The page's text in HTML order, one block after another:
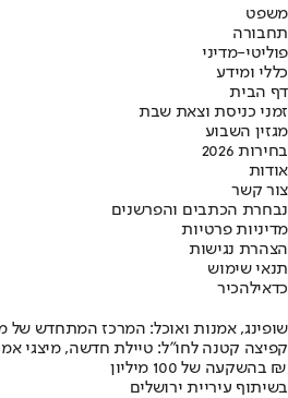
משפט
תחבורה
פוליטי-מדיני
כללי ומידע
דף הבית
זמני כניסת וצאת שבת
מגזין השבוע
בחירות 2026
אודות
צור קשר
נבחרת הכתבים והפרשנים
מדיניות פרטיות
הצהרת נגישות
תנאי שימוש
כדאילהכיר
שופינג, אמנות ואוכל: המרכז המתחדש של
קפיצה קטנה לחו"ל: טיילת חדשה, מיצגי
בהשקעה של 100 מיליון ₪
בשיתוף עיריית ירושלים